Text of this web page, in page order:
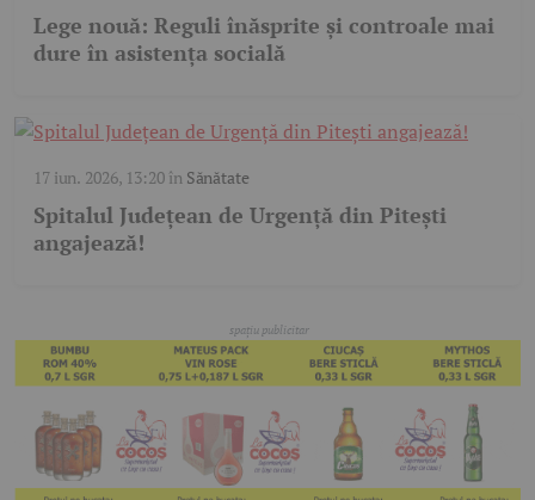
Lege nouă: Reguli înăsprite și controale mai
dure în asistența socială
17 iun. 2026, 13:20în Sănătate
Spitalul Județean de Urgență din Pitești
angajează!